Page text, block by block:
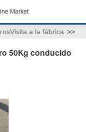
Market
Visita a la fábrica >>
50Kg conducido